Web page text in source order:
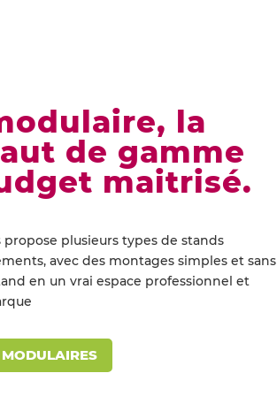
la
de gamme
maitrisé.
plusieurs types de stands
avec des montages simples et sans
en un vrai espace professionnel et